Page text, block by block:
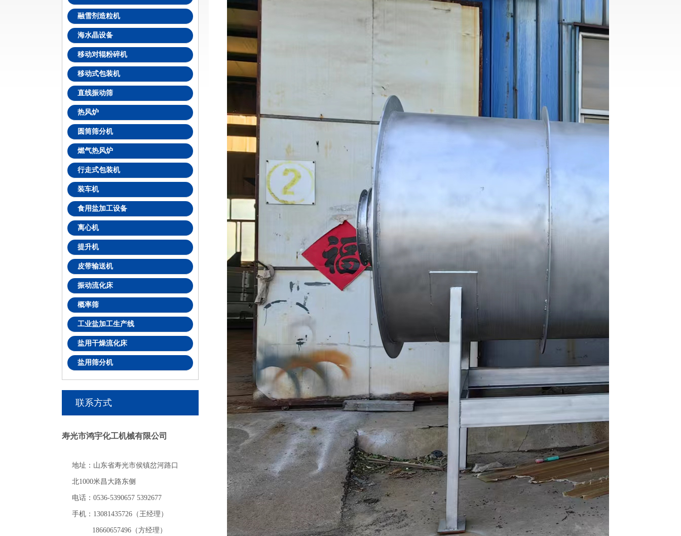
融雪剂造粒机
海水晶设备
移动对辊粉碎机
移动式包装机
直线振动筛
热风炉
圆筒筛分机
燃气热风炉
行走式包装机
装车机
食用盐加工设备
离心机
提升机
皮带输送机
振动流化床
概率筛
工业盐加工生产线
盐用干燥流化床
盐用筛分机
联系方式
寿光市鸿宇化工机械有限公司
地址：山东省寿光市侯镇岔河路口
北1000米昌大路东侧
电话：0536-5390657 5392677
手机：13081435726（王经理）
18660657496（方经理）